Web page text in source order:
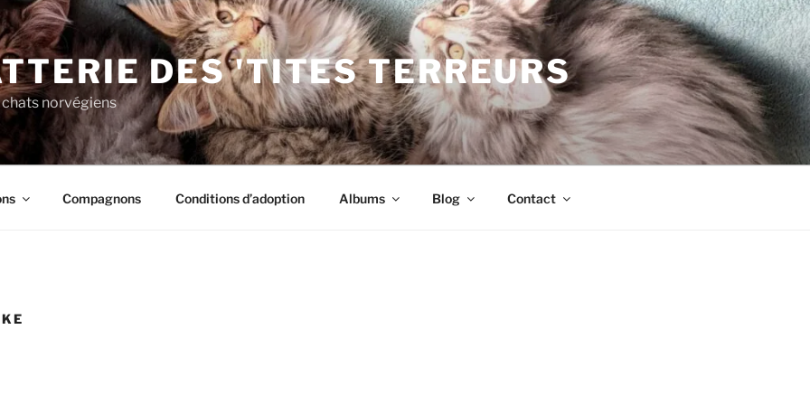
DES 'TITES TERREURS
norvégiens
Compagnons Conditions d’adoption Albums Blog Contact